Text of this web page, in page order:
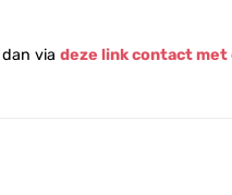
via deze link contact met